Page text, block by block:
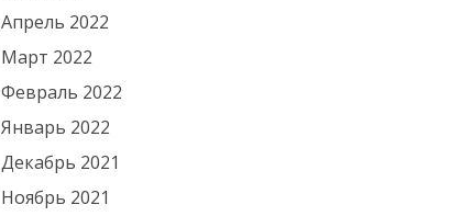
Апрель 2022
Март 2022
Февраль 2022
Январь 2022
Декабрь 2021
Ноябрь 2021